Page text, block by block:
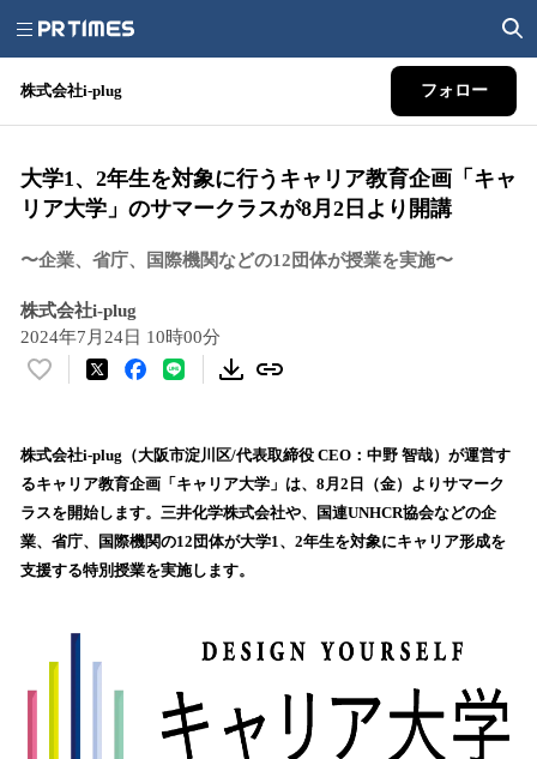
株式会社i-plug フォロー
大学1、2年生を対象に行うキャリア教育企画「キャ
リア大学」のサマークラスが8月2日より開講
〜企業、省庁、国際機関などの12団体が授業を実施〜
株式会社i-plug
2024年7月24日 10時00分
い
！
数
を
読
込
で
株式会社i-plug（大阪市淀川区/代表取締役 CEO：中野 智哉）が運営す
るキャリア教育企画「キャリア大学」は、8月2日（金）よりサマーク
ラスを開始します。三井化学株式会社や、国連UNHCR協会などの企
業、省庁、国際機関の12団体が大学1、2年生を対象にキャリア形成を
支援する特別授業を実施します。